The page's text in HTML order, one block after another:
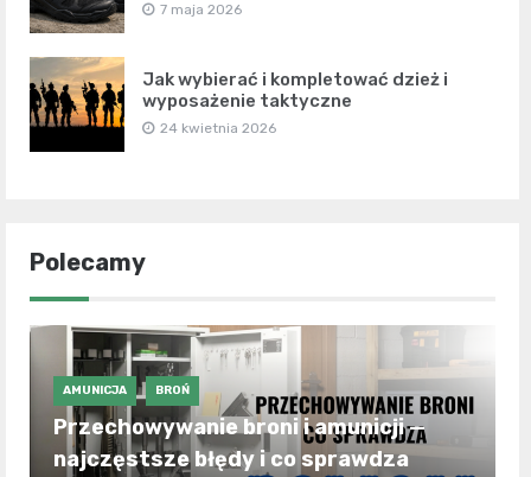
7 maja 2026
Jak wybierać i kompletować dzież i
wyposażenie taktyczne
24 kwietnia 2026
Polecamy
AMUNICJA BROŃ
Przechowywanie broni i amunicji —
najczęstsze błędy i co sprawdza